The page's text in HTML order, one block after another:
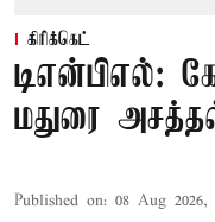
கிரிக்கெட்
டிஎன்பிஎல்:
மதுரை
Published on: 08 Aug 2026,